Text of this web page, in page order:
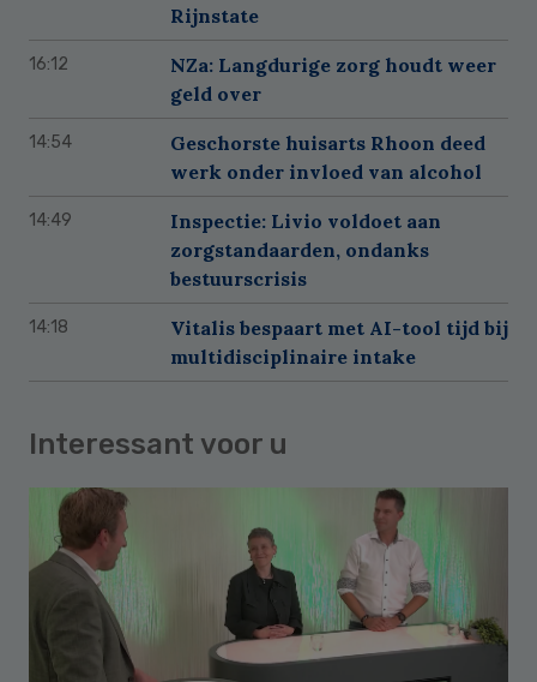
Rijnstate
16:12
NZa: Langdurige zorg houdt weer
geld over
14:54
Geschorste huisarts Rhoon deed
werk onder invloed van alcohol
14:49
Inspectie: Livio voldoet aan
zorgstandaarden, ondanks
bestuurscrisis
14:18
Vitalis bespaart met AI-tool tijd bij
multidisciplinaire intake
Interessant voor u